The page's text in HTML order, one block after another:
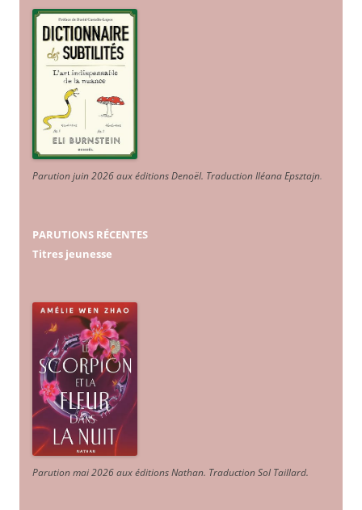
Parution juin 2026 aux éditions Denoël. Traduction Iléana Epsztajn.
PARUTIONS RÉCENTES
Titres jeunesse
Parution mai 2026 aux éditions Nathan. Traduction Sol Taillard.